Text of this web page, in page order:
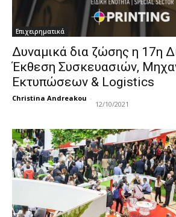
Επιχειρηματικά
Δυναμικά δια ζώσης η 17η
Έκθεση Συσκευασιών,
Εκτυπώσεων & Logistics
Christina Andreakou -
12/10/2021